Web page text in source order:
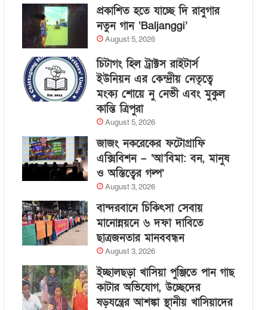
প্রকাশিত হতে যাচ্ছে দি রাবুগার
নতুন গান ‘Baljanggi’
August 5, 2026
চিটাগং হিল ট্রাক্টস রাইটার্স
ইউনিয়ন এর কেন্দ্রীয় নেতৃত্বে
মংক্য শোয়ে নু নেভী এবং মুকুল
কান্তি ত্রিপুরা
August 5, 2026
জাজং নকরেকের ফটোগ্রাফি
এক্সিবিশন – ‘আ’বিমা: বন, মানুষ
ও অস্তিত্বের গল্প’
August 3, 2026
বান্দরবানে চিকিৎসা সেবায়
মানোন্নয়নে ৬ দফা দাবিতে
ছাত্রজনতার মানববন্ধন
August 3, 2026
ইচ্ছালছড়া খাসিয়া পুঞ্জিতে পান গাছ
কাটার অভিযোগ, উচ্ছেদের
ষড়যন্ত্রের আশঙ্কা স্থানীয় খাসিয়াদের